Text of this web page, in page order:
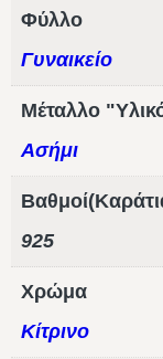
Φύλλο
Γυναικείο
Μέταλλο
Ασήμι
925
Χρώμα
Κίτρινο